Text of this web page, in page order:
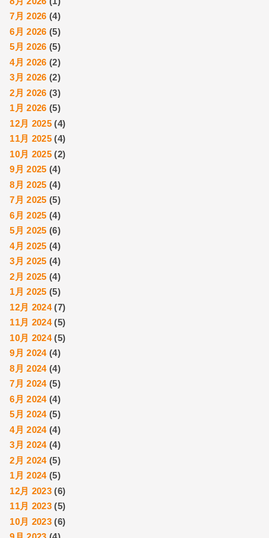
7月 2026 (4)
6月 2026 (5)
5月 2026 (5)
4月 2026 (2)
3月 2026 (2)
2月 2026 (3)
1月 2026 (5)
12月 2025 (4)
11月 2025 (4)
10月 2025 (2)
9月 2025 (4)
8月 2025 (4)
7月 2025 (5)
6月 2025 (4)
5月 2025 (6)
4月 2025 (4)
3月 2025 (4)
2月 2025 (4)
1月 2025 (5)
12月 2024(7)
11月 2024(5)
10月 2024(5)
9月 2024(4)
8月 2024(4)
7月 2024(5)
6月 2024(4)
5月 2024(5)
4月 2024(4)
3月 2024(4)
2月 2024(5)
1月 2024(5)
12月 2023 (6)
11月 2023 (5)
10月 2023 (6)